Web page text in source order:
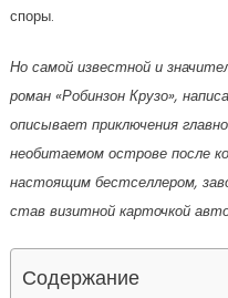
споры.
Но самой известной и
роман «Робинзон Крузо»,
описывает приключения
необитаемом острове после
настоящим бестселлером,
став визитной карточкой
Содержание